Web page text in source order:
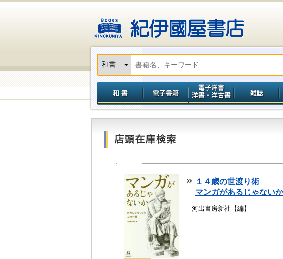
１４歳の世渡り術
マンガがあるじゃない
河出書房新社【編】